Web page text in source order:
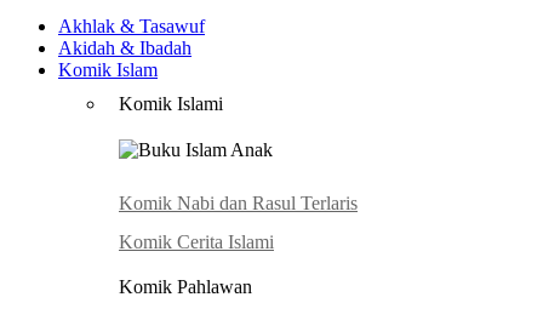
Akhlak & Tasawuf
Akidah & Ibadah
Komik Islam
Komik Islami
Komik Nabi dan Rasul Terlaris
Komik Cerita Islami
Komik Pahlawan